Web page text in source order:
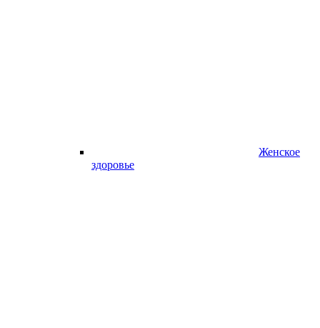
Женское
здоровье